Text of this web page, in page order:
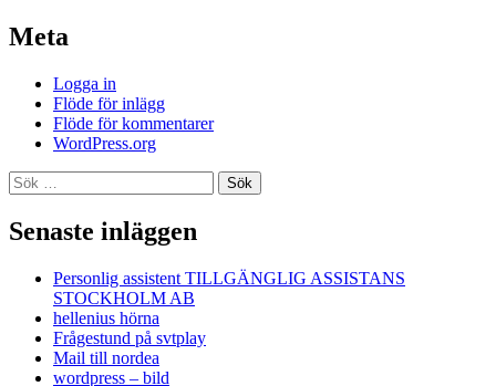
Meta
Logga in
Flöde för inlägg
Flöde för kommentarer
WordPress.org
Sök
efter:
Senaste inläggen
Personlig assistent TILLGÄNGLIG ASSISTANS
STOCKHOLM AB
hellenius hörna
Frågestund på svtplay
Mail till nordea
wordpress – bild